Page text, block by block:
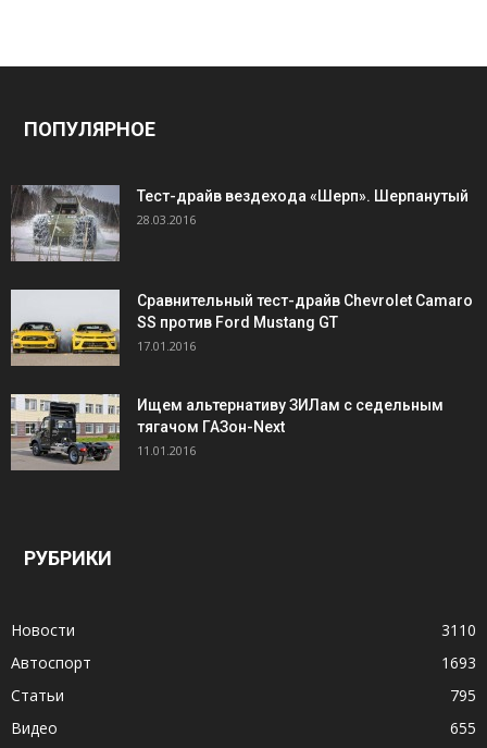
ПОПУЛЯРНОЕ
Тест-драйв вездехода «Шерп». Шерпанутый
28.03.2016
Сравнительный тест-драйв Chevrolet Camaro
SS против Ford Mustang GT
17.01.2016
Ищем альтернативу ЗИЛам с седельным
тягачом ГАЗон-Next
11.01.2016
РУБРИКИ
Новости
3110
Автоспорт
1693
Статьи
795
Видео
655